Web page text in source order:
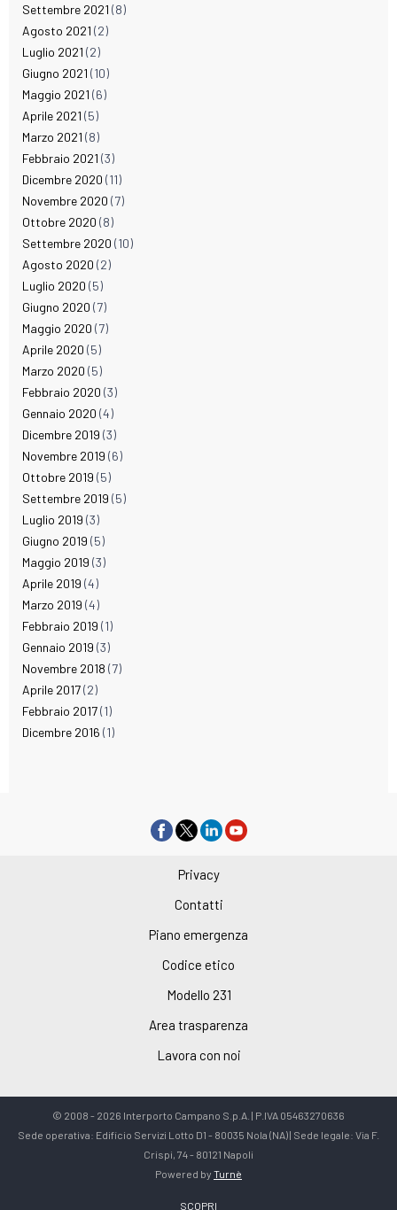
Settembre 2021 (8)
Agosto 2021 (2)
Luglio 2021 (2)
Giugno 2021 (10)
Maggio 2021 (6)
Aprile 2021 (5)
Marzo 2021 (8)
Febbraio 2021 (3)
Dicembre 2020 (11)
Novembre 2020 (7)
Ottobre 2020 (8)
Settembre 2020 (10)
Agosto 2020 (2)
Luglio 2020 (5)
Giugno 2020 (7)
Maggio 2020 (7)
Aprile 2020 (5)
Marzo 2020 (5)
Febbraio 2020 (3)
Gennaio 2020 (4)
Dicembre 2019 (3)
Novembre 2019 (6)
Ottobre 2019 (5)
Settembre 2019 (5)
Luglio 2019 (3)
Giugno 2019 (5)
Maggio 2019 (3)
Aprile 2019 (4)
Marzo 2019 (4)
Febbraio 2019 (1)
Gennaio 2019 (3)
Novembre 2018 (7)
Aprile 2017(2)
Febbraio 2017(1)
Dicembre 2016 (1)
Privacy
Contatti
Piano emergenza
Codice etico
Modello 231
Area trasparenza
Lavora con noi
© 2008 - 2026 Interporto Campano S.p.A. | P.IVA 05463270636
Sede operativa: Edificio Servizi Lotto D1 - 80035 Nola (NA) | Sede legale: Via F.
Crispi, 74 - 80121 Napoli
Powered by Turnè
SCOPRI